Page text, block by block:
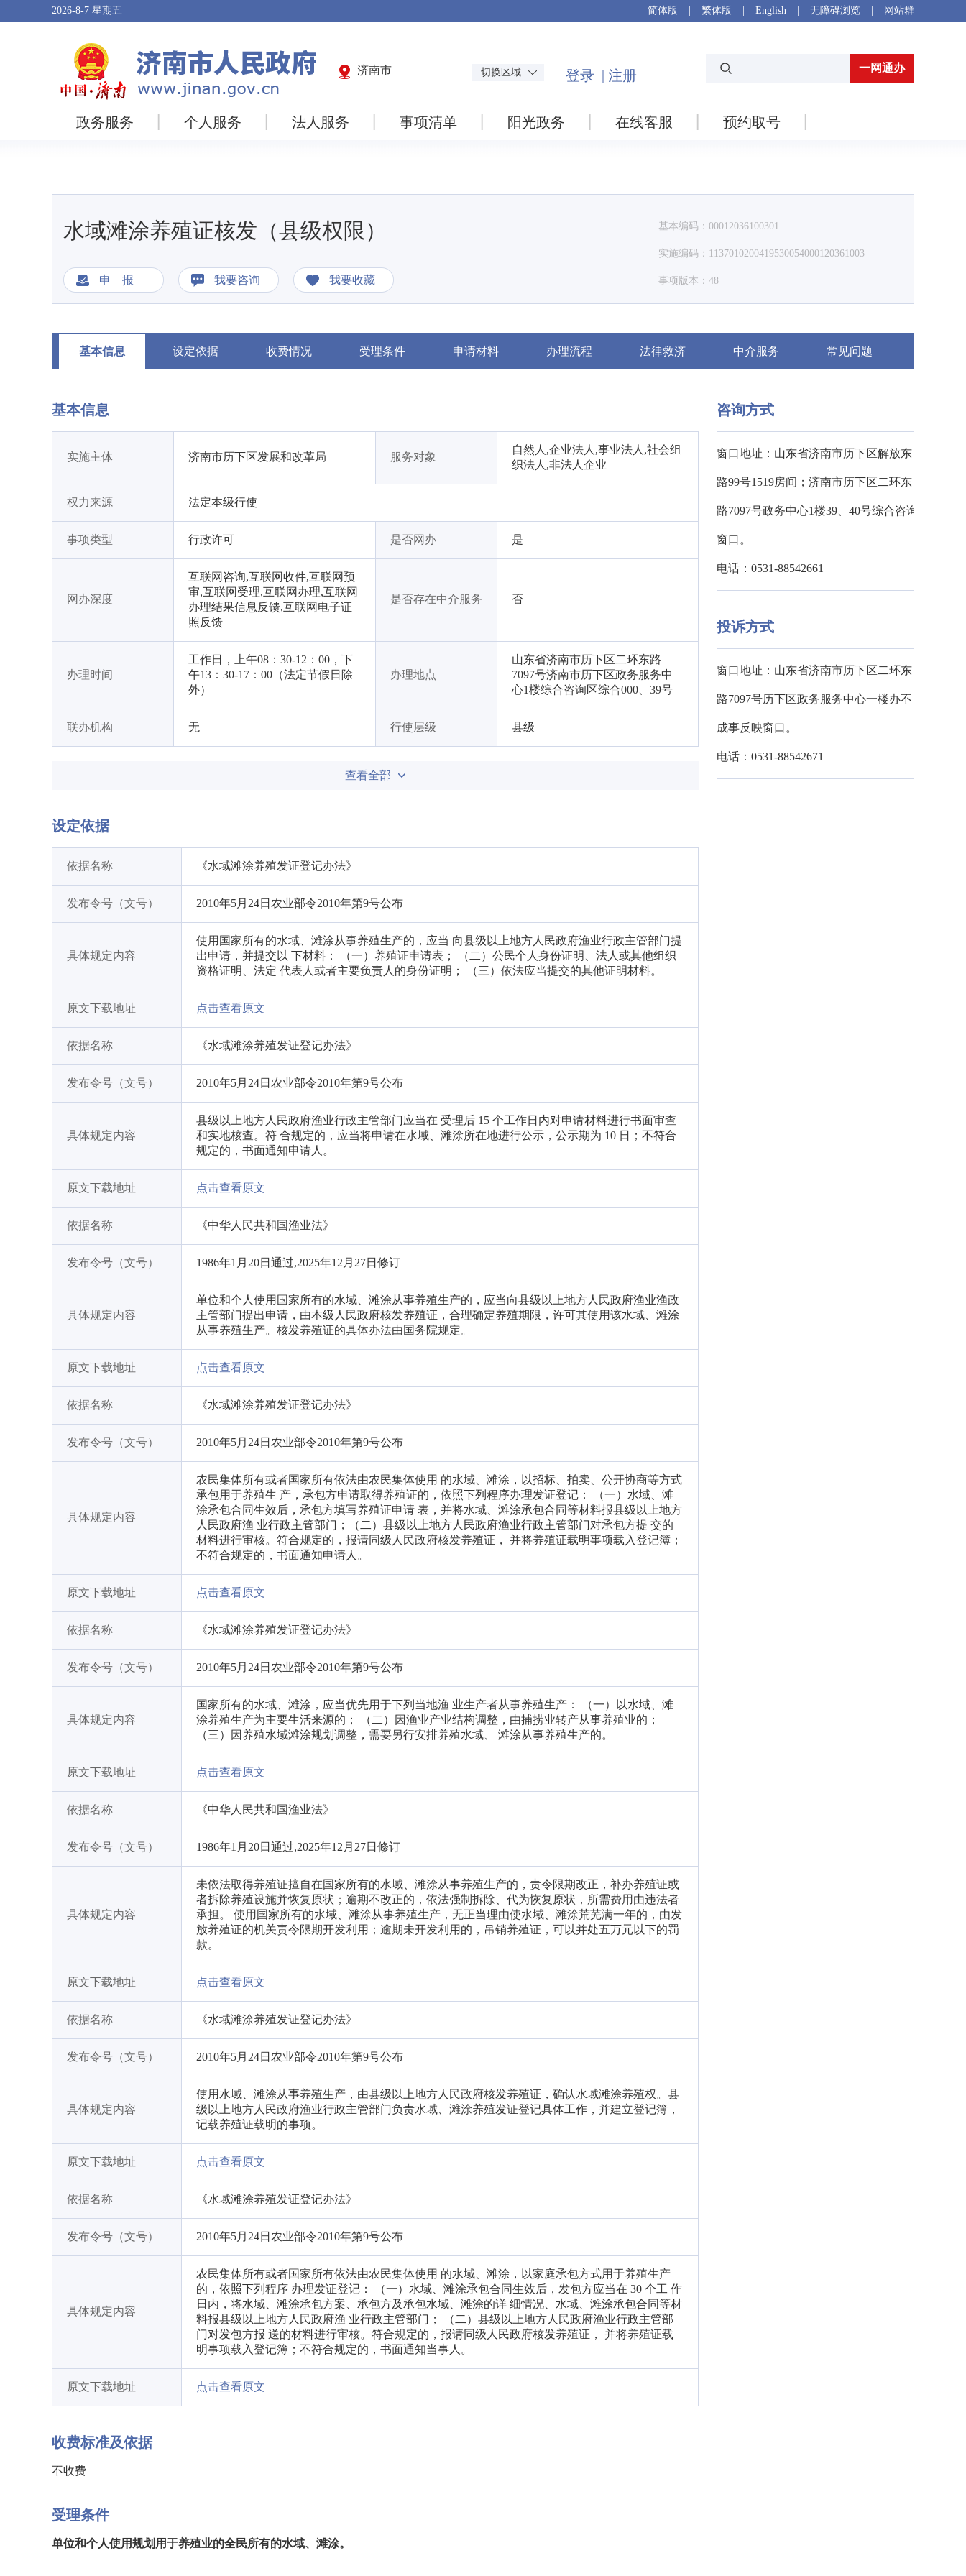
2026-8-7 星期五 简体版 繁体版 English 无障碍浏览 网站群
济南市 切换区域 一网通办
政务服务 个人服务 法人服务 事项清单 阳光政务 在线客服 预约取号
水域滩涂养殖证核发（县级权限）
申 报 我要咨询 我要收藏
基本编码：00012036100301
实施编码：1137010200419530054000120361003
事项版本：48
基本信息 设定依据 收费情况 受理条件 申请材料 办理流程 法律救济 中介服务 常见问题
基本信息
实施主体 济南市历下区发展和改革局 服务对象
自然人,企业法人,事业法人,社会组
织法人,非法人企业
权力来源 法定本级行使
事项类型 行政许可 是否网办 是
网办深度
互联网咨询,互联网收件,互联网预
审,互联网受理,互联网办理,互联网
办理结果信息反馈,互联网电子证
照反馈
是否存在中介服务 否
办理时间
工作日，上午08：30-12：00，下
午13：30-17：00（法定节假日除
外）
办理地点
山东省济南市历下区二环东路
7097号济南市历下区政务服务中
心1楼综合咨询区综合000、39号
联办机构 无 行使层级 县级
查看全部
设定依据
依据名称 《水域滩涂养殖发证登记办法》
发布令号（文号） 2010年5月24日农业部令2010年第9号公布
具体规定内容
使用国家所有的水域、滩涂从事养殖生产的，应当 向县级以上地方人民政府渔业行政主管部门提
出申请，并提交以 下材料： （一）养殖证申请表； （二）公民个人身份证明、法人或其他组织
资格证明、法定 代表人或者主要负责人的身份证明； （三）依法应当提交的其他证明材料。
原文下载地址 点击查看原文
依据名称 《水域滩涂养殖发证登记办法》
发布令号（文号） 2010年5月24日农业部令2010年第9号公布
具体规定内容
县级以上地方人民政府渔业行政主管部门应当在 受理后 15 个工作日内对申请材料进行书面审查
和实地核查。符 合规定的，应当将申请在水域、滩涂所在地进行公示，公示期为 10 日；不符合
规定的，书面通知申请人。
原文下载地址 点击查看原文
依据名称 《中华人民共和国渔业法》
发布令号（文号） 1986年1月20日通过,2025年12月27日修订
具体规定内容
单位和个人使用国家所有的水域、滩涂从事养殖生产的，应当向县级以上地方人民政府渔业渔政
主管部门提出申请，由本级人民政府核发养殖证，合理确定养殖期限，许可其使用该水域、滩涂
从事养殖生产。核发养殖证的具体办法由国务院规定。
原文下载地址 点击查看原文
依据名称 《水域滩涂养殖发证登记办法》
发布令号（文号） 2010年5月24日农业部令2010年第9号公布
具体规定内容
农民集体所有或者国家所有依法由农民集体使用 的水域、滩涂，以招标、拍卖、公开协商等方式
承包用于养殖生 产，承包方申请取得养殖证的，依照下列程序办理发证登记： （一）水域、滩
涂承包合同生效后，承包方填写养殖证申请 表，并将水域、滩涂承包合同等材料报县级以上地方
人民政府渔 业行政主管部门；（二）县级以上地方人民政府渔业行政主管部门对承包方提 交的
材料进行审核。符合规定的，报请同级人民政府核发养殖证， 并将养殖证载明事项载入登记簿；
不符合规定的，书面通知申请人。
原文下载地址 点击查看原文
依据名称 《水域滩涂养殖发证登记办法》
发布令号（文号） 2010年5月24日农业部令2010年第9号公布
具体规定内容
国家所有的水域、滩涂，应当优先用于下列当地渔 业生产者从事养殖生产： （一）以水域、滩
涂养殖生产为主要生活来源的； （二）因渔业产业结构调整，由捕捞业转产从事养殖业的；
（三）因养殖水域滩涂规划调整，需要另行安排养殖水域、 滩涂从事养殖生产的。
原文下载地址 点击查看原文
依据名称 《中华人民共和国渔业法》
发布令号（文号） 1986年1月20日通过,2025年12月27日修订
具体规定内容
未依法取得养殖证擅自在国家所有的水域、滩涂从事养殖生产的，责令限期改正，补办养殖证或
者拆除养殖设施并恢复原状；逾期不改正的，依法强制拆除、代为恢复原状，所需费用由违法者
承担。 使用国家所有的水域、滩涂从事养殖生产，无正当理由使水域、滩涂荒芜满一年的，由发
放养殖证的机关责令限期开发利用；逾期未开发利用的，吊销养殖证，可以并处五万元以下的罚
款。
原文下载地址 点击查看原文
依据名称 《水域滩涂养殖发证登记办法》
发布令号（文号） 2010年5月24日农业部令2010年第9号公布
具体规定内容
使用水域、滩涂从事养殖生产，由县级以上地方人民政府核发养殖证，确认水域滩涂养殖权。县
级以上地方人民政府渔业行政主管部门负责水域、滩涂养殖发证登记具体工作，并建立登记簿，
记载养殖证载明的事项。
原文下载地址 点击查看原文
依据名称 《水域滩涂养殖发证登记办法》
发布令号（文号） 2010年5月24日农业部令2010年第9号公布
具体规定内容
农民集体所有或者国家所有依法由农民集体使用 的水域、滩涂，以家庭承包方式用于养殖生产
的，依照下列程序 办理发证登记： （一）水域、滩涂承包合同生效后，发包方应当在 30 个工 作
日内，将水域、滩涂承包方案、承包方及承包水域、滩涂的详 细情况、水域、滩涂承包合同等材
料报县级以上地方人民政府渔 业行政主管部门； （二）县级以上地方人民政府渔业行政主管部
门对发包方报 送的材料进行审核。符合规定的，报请同级人民政府核发养殖证， 并将养殖证载
明事项载入登记簿；不符合规定的，书面通知当事人。
原文下载地址 点击查看原文
收费标准及依据
不收费
受理条件
单位和个人使用规划用于养殖业的全民所有的水域、滩涂。
咨询方式
窗口地址：山东省济南市历下区解放东
路99号1519房间；济南市历下区二环东
路7097号政务中心1楼39、40号综合咨询
窗口。
电话：0531-88542661
投诉方式
窗口地址：山东省济南市历下区二环东
路7097号历下区政务服务中心一楼办不
成事反映窗口。
电话：0531-88542671